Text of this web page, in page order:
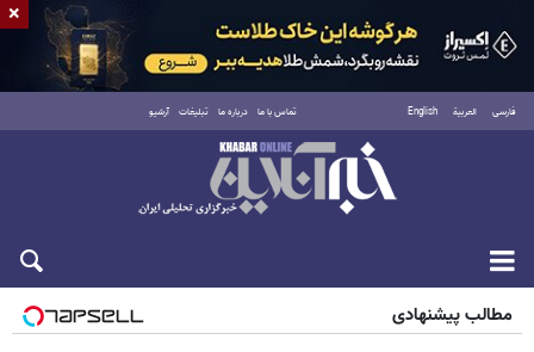
فارسی العربية English تماس با ما درباره ما تبلیغات آرشیو
جمعه ۱۶ مرداد ۱۴۰۵
مطالب پیشنهادی
×